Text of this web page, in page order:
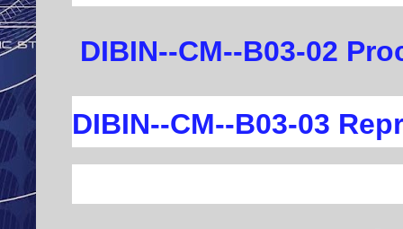
DIBIN--CM--B03-02
DIBIN--CM--B03-03